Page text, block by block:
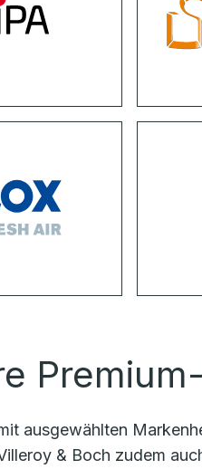
ausgewählten
& Boch zudem